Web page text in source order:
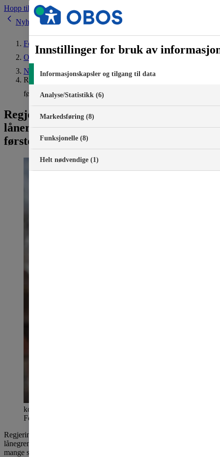
Hopp til innhold
Nyheter
Forside
Om OBOS
Nyheter
Regjeringen dropper endring av låneregler: – Positivt for
førstegangskjøpere
Regjeringen dropper endring av
låneregler: – Positivt for
førstegangskjøpere
konserndirektør Marianne Gjertsen Ebbesen i OBOS.
Foto: Trygve Indrelid
Regjeringen viderefører dagens regler for boliglån, blant annet
lånegrensen på fem ganger inntekten. – En god løsning for de
mange som allerede sliter med å komme seg inn på boligmarkedet.
Innstillinger for bruk av
Informasjonskapsler og tilgang til data
Analyse/Statistikk (6)
Markedsføring (8)
Funksjonelle (8)
Helt nødvendige (1)